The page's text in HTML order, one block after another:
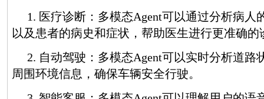
1. 医疗诊断：多模态Agent可以通过分析病人
以及患者的病史和症状，帮助医生进行更准确的
2. 自动驾驶：多模态Agent可以实时分析道路
周围环境信息，确保车辆安全行驶。